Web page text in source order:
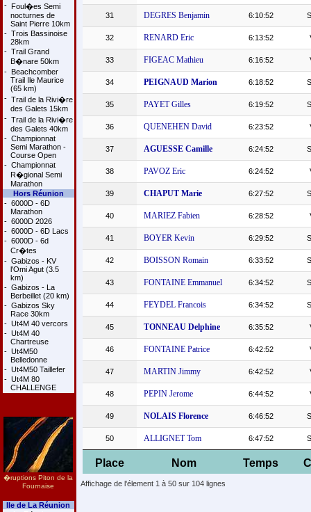
- Foul�es Semi
nocturnes de
Saint Pierre 10km
- Trois Bassinoise
28km
- Trail Grand
B�nare 50km
- Beachcomber
Trail Ile Maurice
(65 km)
- Trail de la Rivi�re
des Galets 15km
- Trail de la Rivi�re
des Galets 40km
- Championnat
Semi Marathon -
Course Open
- Championnat
R�gional Semi
Marathon
Hors Réunion
- 6000D - 6D
Marathon
- 6000D 2026
- 6000D - 6D Lacs
- 6000D - 6d
Cr�tes
- Gabizos - KV
l'Omi Agut (3.5
km)
- Gabizos - La
Berbeillet (20 km)
- Gabizos Sky
Race 30km
- Ut4M 40 vercors
- Ut4M 40
Chartreuse
- Ut4M50
Belledonne
- Ut4M50 Taillefer
- Ut4M 80
CHALLENGE
�ruptions Piton de la
Fournaise
Ile de La Réunion
Place Nom Temps
31 DEGRES Benjamin 6:10:52
32 RENARD Eric 6:13:52
33 FIGEAC Mathieu 6:16:52
34 PEIGNAUD Marion 6:18:52
35 PAYET Gilles 6:19:52
36 QUENEHEN David 6:23:52
37 AGUESSE Camille 6:24:52
38 PAVOZ Eric 6:24:52
39 CHAPUT Marie 6:27:52
40 MARIEZ Fabien 6:28:52
41 BOYER Kevin 6:29:52
42 BOISSON Romain 6:33:52
43 FONTAINE Emmanuel 6:34:52
44 FEYDEL Francois 6:34:52
45 TONNEAU Delphine 6:35:52
46 FONTAINE Patrice 6:42:52
47 MARTIN Jimmy 6:42:52
48 PEPIN Jerome 6:44:52
49 NOLAIS Florence 6:46:52
50 ALLIGNET Tom 6:47:52
Affichage de l'élement 1 à 50 sur 104 lignes